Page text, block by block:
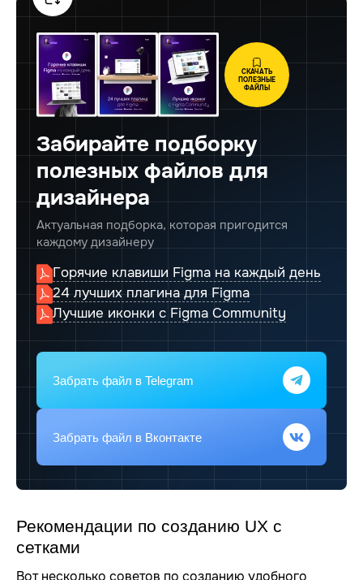
СКАЧАТЬ
ПОЛЕЗНЫЕ
ФАЙЛЫ
Забирайте подборку
полезных файлов для
дизайнера
Актуальная подборка, которая пригодится
каждому дизайнеру
Горячие клавиши Figma на каждый день
24 лучших плагина для Figma
Лучшие иконки с Figma Community
Забрать файл в Telegram
Забрать файл в Вконтакте
Рекомендации по созданию UX с
сетками
Вот несколько советов по созданию удобного